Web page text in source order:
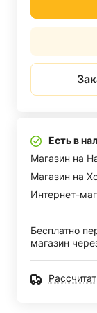
Есть в
Магазин на
Магазин на
Интернет-
Бесплатно
магазин